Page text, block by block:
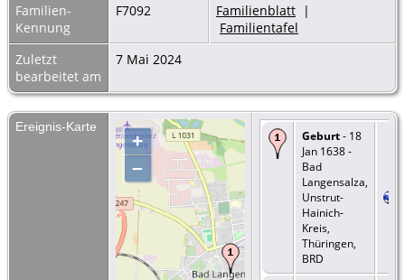
Familien-
Kennung
F7092 Familienblatt |
Familientafel
Zuletzt
bearbeitet am
7 Mai 2024
Ereignis-Karte
+
–
Geburt- 18
Jan 1638 -
Bad
Langensalza,
Unstrut-
Hainich-
Kreis,
Thüringen,
BRD